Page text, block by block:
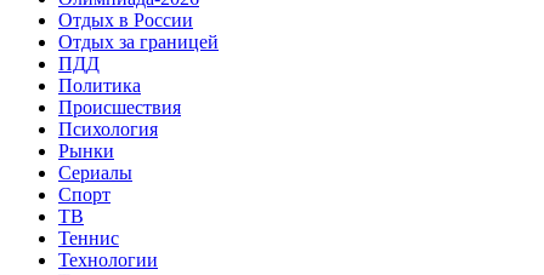
Отдых в России
Отдых за границей
ПДД
Политика
Происшествия
Психология
Рынки
Сериалы
Спорт
ТВ
Теннис
Технологии